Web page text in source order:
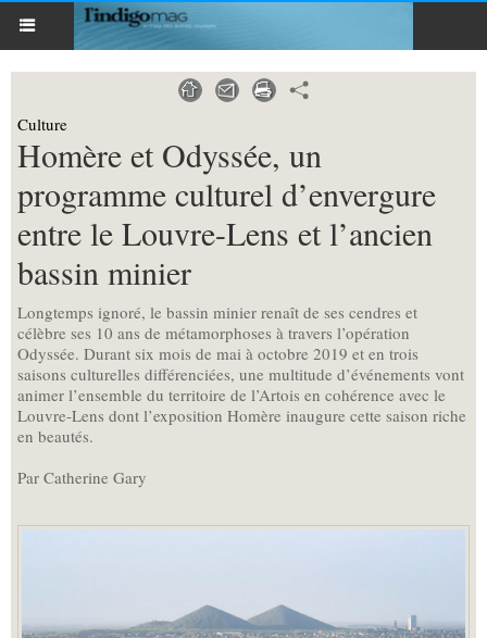
Culture
Homère et Odyssée, un
programme culturel d’envergure
entre le Louvre-Lens et l’ancien
bassin minier
Longtemps ignoré, le bassin minier renaît de ses cendres et
célèbre ses 10 ans de métamorphoses à travers l’opération
Odyssée. Durant six mois de mai à octobre 2019 et en trois
saisons culturelles différenciées, une multitude d’événements vont
animer l’ensemble du territoire de l’Artois en cohérence avec le
Louvre-Lens dont l’exposition Homère inaugure cette saison riche
en beautés.
Par Catherine Gary